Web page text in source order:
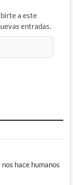
a este
entradas.
hace humanos